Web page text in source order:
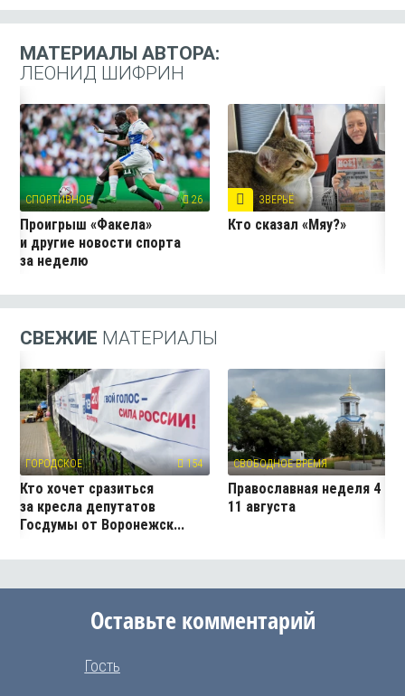
МАТЕРИАЛЫ АВТОРА:
ЛЕОНИД ШИФРИН
СПОРТИВНОЕ 26
Проигрыш «Факела»
и другие новости спорта
за неделю
ЗВЕРЬЁ
Кто сказал «Мяу?»
СВЕЖИЕ МАТЕРИАЛЫ
ГОРОДСКОЕ 154
Кто хочет сразиться
за кресла депутатов
Госдумы от Воронежск...
СВОБОДНОЕ ВРЕМЯ
Православная неделя 4 —
11 августа
Оставьте комментарий
Гость